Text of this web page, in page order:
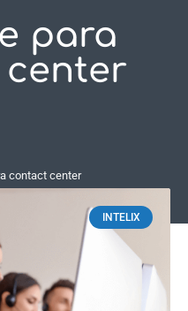
Fale Conosco
para
contact center
INTELIX